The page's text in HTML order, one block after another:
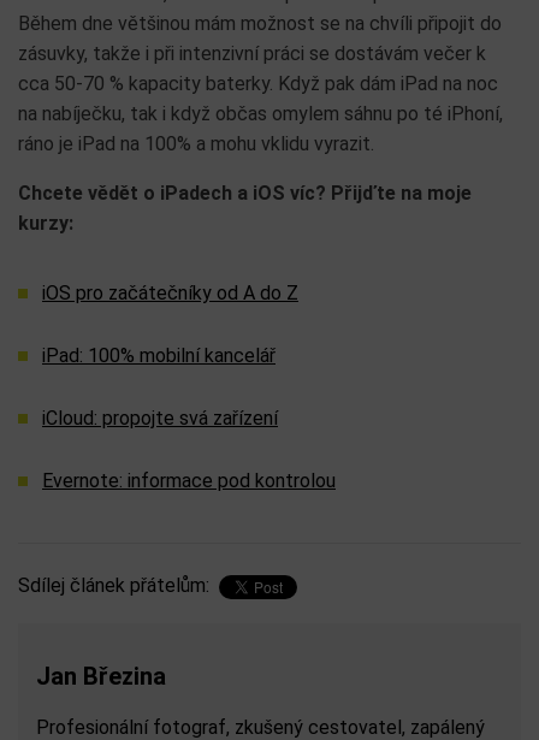
Během dne většinou mám možnost se na chvíli připojit do
zásuvky, takže i při intenzivní práci se dostávám večer k
cca 50-70 % kapacity baterky. Když pak dám iPad na noc
na nabíječku, tak i když občas omylem sáhnu po té iPhoní,
ráno je iPad na 100% a mohu vklidu vyrazit.
Chcete vědět o iPadech a iOS víc? Přijďte na moje
kurzy:
iOS pro začátečníky od A do Z
iPad: 100% mobilní kancelář
iCloud: propojte svá zařízení
Evernote: informace pod kontrolou
Sdílej článek přátelům:
Jan Březina
Profesionální fotograf, zkušený cestovatel, zapálený